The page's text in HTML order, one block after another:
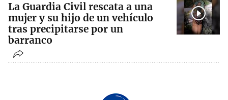
La Guardia Civil rescata a una
mujer y su hijo de un vehículo
tras precipitarse por un
barranco